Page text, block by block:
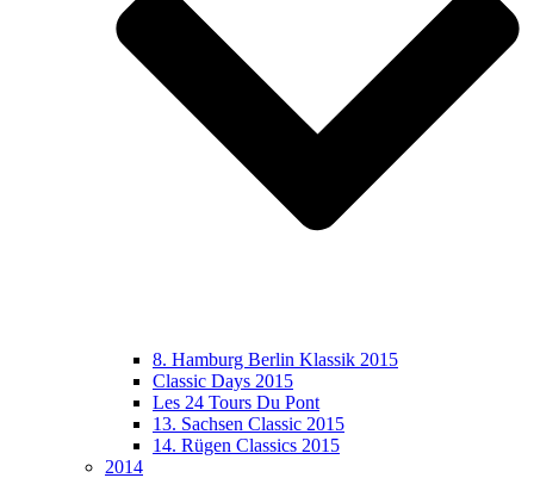
8. Hamburg Berlin Klassik 2015
Classic Days 2015
Les 24 Tours Du Pont
13. Sachsen Classic 2015
14. Rügen Classics 2015
2014